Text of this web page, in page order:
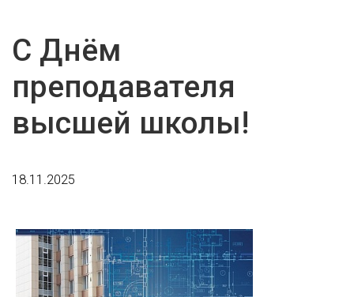
С Днём
преподавателя
высшей школы!
18.11.2025